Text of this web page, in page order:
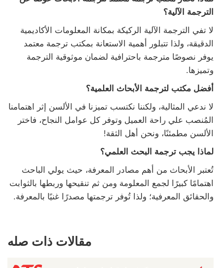
الترجمة الآلية؟
لا تفي الترجمة الآلية الركيكة بمكانة المعلومات الأكاديمية
الدقيقة، ولذا تتبلور أهمية الاستعانة بمكتب ترجمة معتمد
يوفر نصوصًا مترجمة باحترافية لضمان موثوقية الترجمة
وتميزها.
أفضل مكتب لترجمة الأبحاث العلمية؟
لا ندعي المثالية، ولكننا نكتسب تميزنا في الألسن إثر اهتمامنا
المُنصب علي راحة العميل وتوفر كل عوامل النجاح، فاختر
الألسن مطمئنًا، ونحن أهل الثقة!
لماذا يجب ترجمة البحث العلمي؟
تُعتبر الأبحاث من أهم مصادر المعرفة، حيث يولي الباحث
اهتمامًا كبيرًا لجمع المعلومة ومن ثم تنقيحها وربطها بالثوابت
والحقائق المعرفية؛ ولذا تُوفر ترجمتها مصدرًا غنيًا بالمعرفة.
مقالات ذات صله